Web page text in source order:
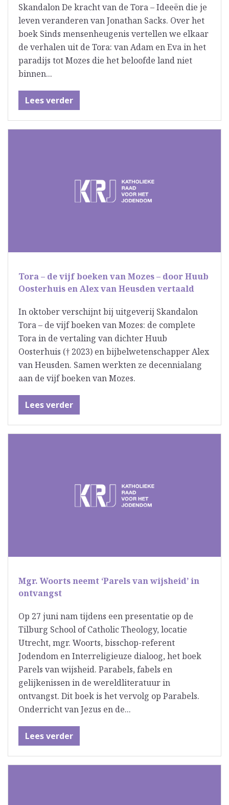
Skandalon De kracht van de Tora – Ideeën die je
leven veranderen van Jonathan Sacks. Over het
boek Sinds mensenheugenis vertellen we elkaar
de verhalen uit de Tora: van Adam en Eva in het
paradijs tot Mozes die het beloofde land niet
binnen...
Lees verder
Tora – de vijf boeken van Mozes – door Huub
Oosterhuis en Alex van Heusden vertaald
In oktober verschijnt bij uitgeverij Skandalon
Tora – de vijf boeken van Mozes: de complete
Tora in de vertaling van dichter Huub
Oosterhuis († 2023) en bijbelwetenschapper Alex
van Heusden. Samen werkten ze decennialang
aan de vijf boeken van Mozes.
Lees verder
Mgr. Woorts neemt ‘Parels van wijsheid’ in
ontvangst
Op 27 juni nam tijdens een presentatie op de
Tilburg School of Catholic Theology, locatie
Utrecht, mgr. Woorts, bisschop-referent
Jodendom en Interreligieuze dialoog, het boek
Parels van wijsheid. Parabels, fabels en
gelijkenissen in de wereldliteratuur in
ontvangst. Dit boek is het vervolg op Parabels.
Onderricht van Jezus en de...
Lees verder